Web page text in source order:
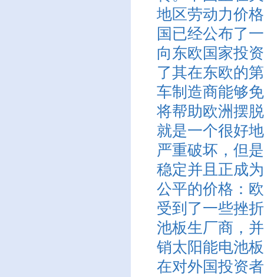
地区劳动力价
国已经公布了
向东欧国家投
了其在东欧的
车制造商能够
将帮助欧洲摆
就是一个很好
严重破坏，但
稳定并且正成
公平的价格：
受到了一些挫
池板生厂商，
销太阳能电池
在对外国投资